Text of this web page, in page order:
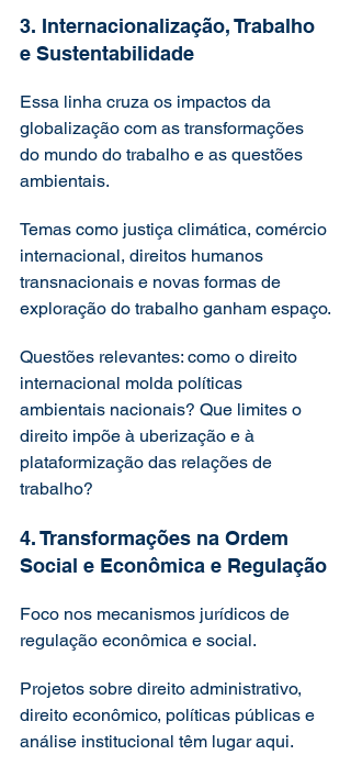
3. Internacionalização, Trabalho
e Sustentabilidade
Essa linha cruza os impactos da
globalização com as transformações
do mundo do trabalho e as questões
ambientais.
Temas como justiça climática, comércio
internacional, direitos humanos
transnacionais e novas formas de
exploração do trabalho ganham espaço.
Questões relevantes: como o direito
internacional molda políticas
ambientais nacionais? Que limites o
direito impõe à uberização e à
plataformização das relações de
trabalho?
4. Transformações na Ordem
Social e Econômica e Regulação
Foco nos mecanismos jurídicos de
regulação econômica e social.
Projetos sobre direito administrativo,
direito econômico, políticas públicas e
análise institucional têm lugar aqui.